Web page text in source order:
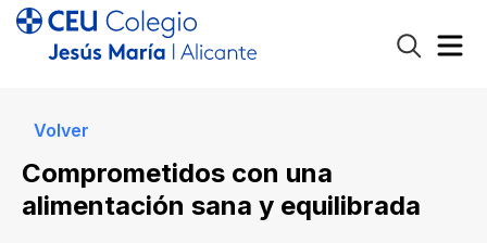
Volver
Comprometidos con una
alimentación sana y equilibrada